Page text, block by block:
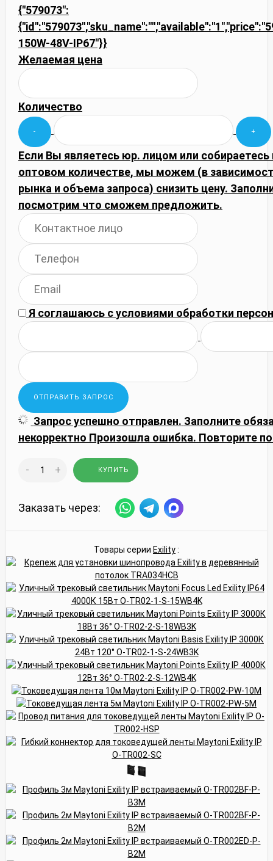
{"579073":
150W-48V-IP67"}}
Желаемая цена
Количество
Если Вы являетесь юр. лицом или собираетесь
оптовом количестве, мы можем (в
рынка и объема запроса) снизить цену.
посмотрим что сможем предложить.
Я соглашаюсь сусловиями обработки
Запрос успешно отправлен. Заполните
некорректно Произошла ошибка. Повторите
- + КУПИТЬ
Заказать через:
Товары серии Exility: